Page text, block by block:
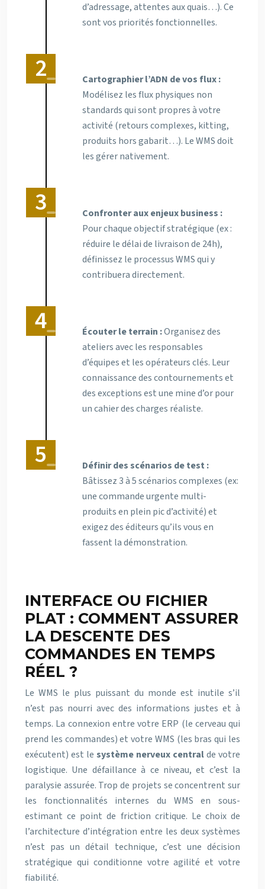
d’adressage, attentes aux quais…). Ce
sont vos priorités fonctionnelles.
Cartographier l’ADN de vos flux :
Modélisez les flux physiques non
standards qui sont propres à votre
activité (retours complexes, kitting,
produits hors gabarit…). Le WMS doit
les gérer nativement.
Confronter aux enjeux business :
Pour chaque objectif stratégique (ex :
réduire le délai de livraison de 24h),
définissez le processus WMS qui y
contribuera directement.
Écouter le terrain :Organisez des
ateliers avec les responsables
d’équipes et les opérateurs clés. Leur
connaissance des contournements et
des exceptions est une mine d’or pour
un cahier des charges réaliste.
Définir des scénarios de test :
Bâtissez 3 à 5 scénarios complexes (ex:
une commande urgente multi-
produits en plein pic d’activité) et
exigez des éditeurs qu’ils vous en
fassent la démonstration.
INTERFACE OU FICHIER
PLAT : COMMENT ASSURER
LA DESCENTE DES
COMMANDES EN TEMPS
RÉEL ?
Le WMS le plus puissant du monde est inutile s’il
n’est pas nourri avec des informations justes et à
temps. La connexion entre votre ERP (le cerveau qui
prend les commandes) et votre WMS (les bras qui les
exécutent) est le système nerveux centralde votre
logistique. Une défaillance à ce niveau, et c’est la
paralysie assurée. Trop de projets se concentrent sur
les fonctionnalités internes du WMS en sous-
estimant ce point de friction critique. Le choix de
l’architecture d’intégration entre les deux systèmes
n’est pas un détail technique, c’est une décision
stratégique qui conditionne votre agilité et votre
fiabilité.